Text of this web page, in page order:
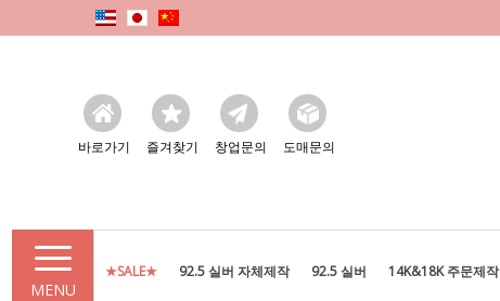
바로가기 즐겨찾기 창업문의 도매문의
MENU
★SALE★ 92.5 실버 자체제작 92.5 실버 14K&18K 주문제작